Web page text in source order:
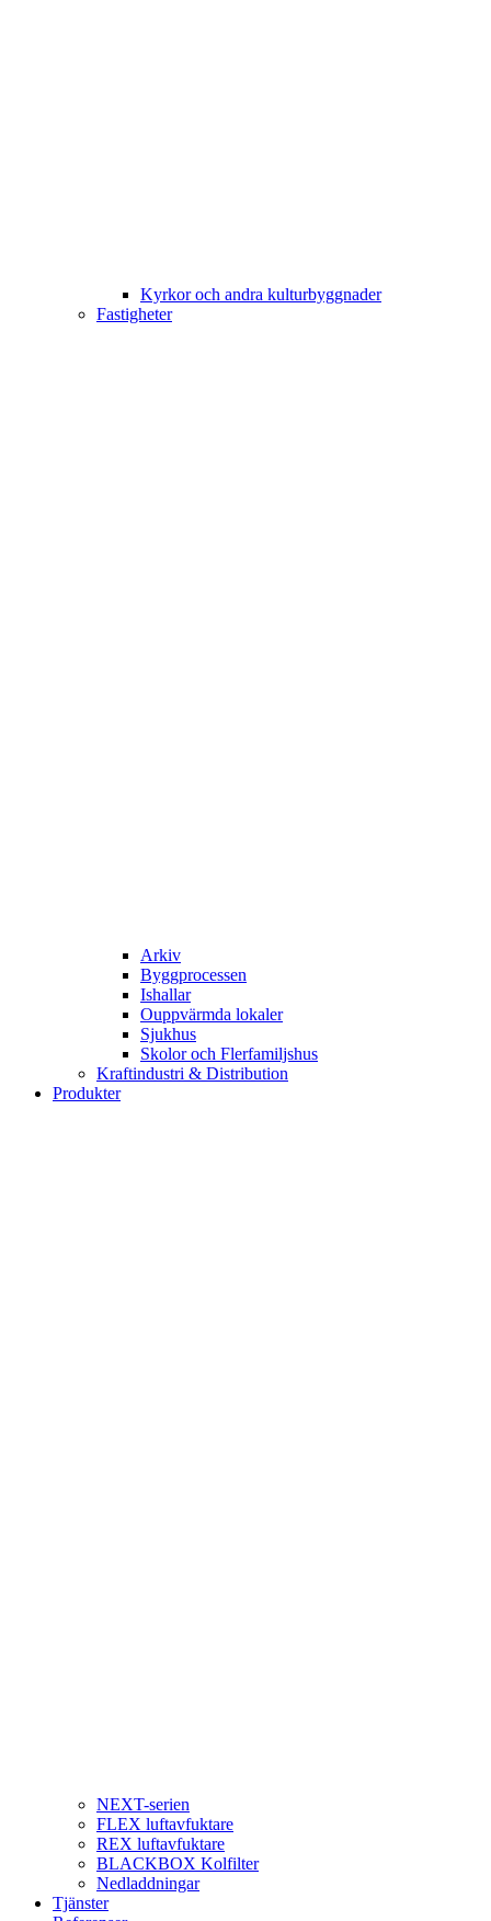
Kyrkor och andra kulturbyggnader
Fastigheter
Arkiv
Byggprocessen
Ishallar
Ouppvärmda lokaler
Sjukhus
Skolor och Flerfamiljshus
Kraftindustri & Distribution
Produkter
NEXT-serien
FLEX luftavfuktare
REX luftavfuktare
BLACKBOX Kolfilter
Nedladdningar
Tjänster